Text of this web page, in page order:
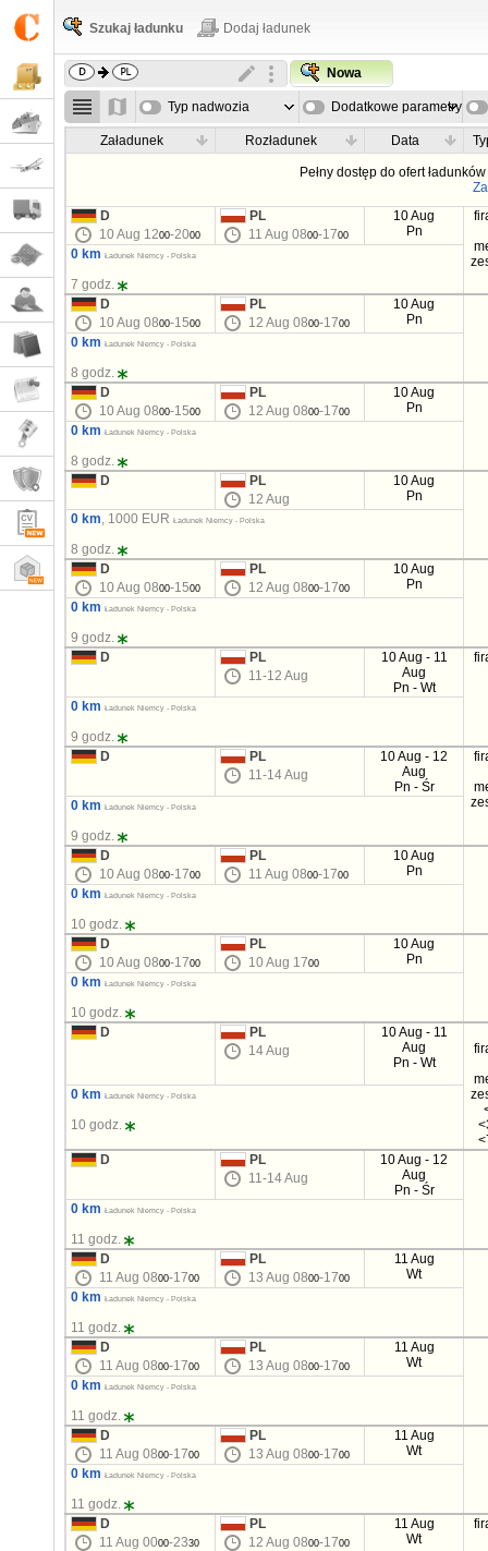
Szukaj ładunku Dodaj ładunek
Nowa
Typ nadwozia Dodatkowe parametry
Załadunek Rozładunek Data
Pełny dostęp do ofert
D
10 Aug 1200-2000
PL
11 Aug 0800-1700
10 Aug
Pn
0 km Ładunek Niemcy - Polska
7 godz.
D
10 Aug 0800-1500
PL
12 Aug 0800-1700
10 Aug
Pn
0 km
Ładunek Niemcy - Polska
8 godz.
D
10 Aug 0800-1500
PL
12 Aug 0800-1700
10 Aug
Pn
0 km
Ładunek Niemcy - Polska
8 godz.
D
PL
12 Aug
10 Aug
Pn
0 km, 1000 EURŁadunek Niemcy - Polska
8 godz.
D
10 Aug 0800-1500
PL
12 Aug 0800-1700
10 Aug
Pn
0 km
Ładunek Niemcy - Polska
9 godz.
D
PL
11-12 Aug
10 Aug - 11
Aug
Pn - Wt
0 km Ładunek Niemcy - Polska
9 godz.
D
PL
11-14 Aug
10 Aug - 12
Aug
Pn - Śr
0 km Ładunek Niemcy - Polska
9 godz.
D
10 Aug 0800-1700
PL
11 Aug 0800-1700
10 Aug
Pn
0 km Ładunek Niemcy - Polska
10 godz.
D
10 Aug 0800-1700
PL
10 Aug 1700
10 Aug
Pn
0 km
Ładunek Niemcy - Polska
10 godz.
D
PL
14 Aug
10 Aug - 11
Aug
Pn - Wt
0 km Ładunek Niemcy - Polska
10 godz.
D
PL
11-14 Aug
10 Aug - 12
Aug
Pn - Śr
0 km Ładunek Niemcy - Polska
11 godz.
D
11 Aug 0800-1700
PL
13 Aug 0800-1700
11 Aug
Wt
0 km
Ładunek Niemcy - Polska
11 godz.
D
11 Aug 0800-1700
PL
13 Aug 0800-1700
11 Aug
Wt
0 km
Ładunek Niemcy - Polska
11 godz.
D
11 Aug 0800-1700
PL
13 Aug 0800-1700
11 Aug
Wt
0 km
Ładunek Niemcy - Polska
11 godz.
D
11 Aug 0000-2330
PL
12 Aug 0800-1700
11 Aug
Wt